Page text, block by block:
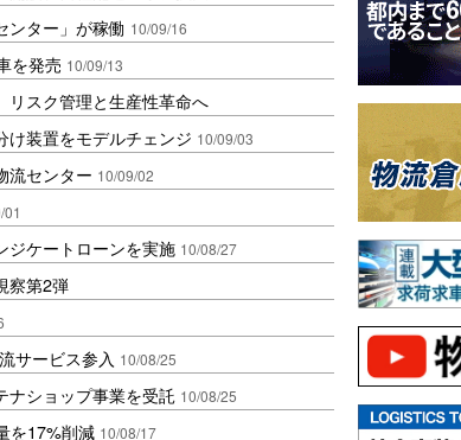
ンター」が稼働 10/09/16
を発売 10/09/13
リスク管理と生産性革命へ
け装置をモデルチェンジ 10/09/03
流センター 10/09/02
01
ジケートローンを実施 10/08/27
察第2弾
サービス参入 10/08/25
ナショップ事業を受託 10/08/25
を17%削減 10/08/17